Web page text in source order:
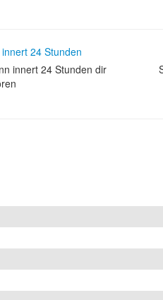
innert 24 Stunden dir